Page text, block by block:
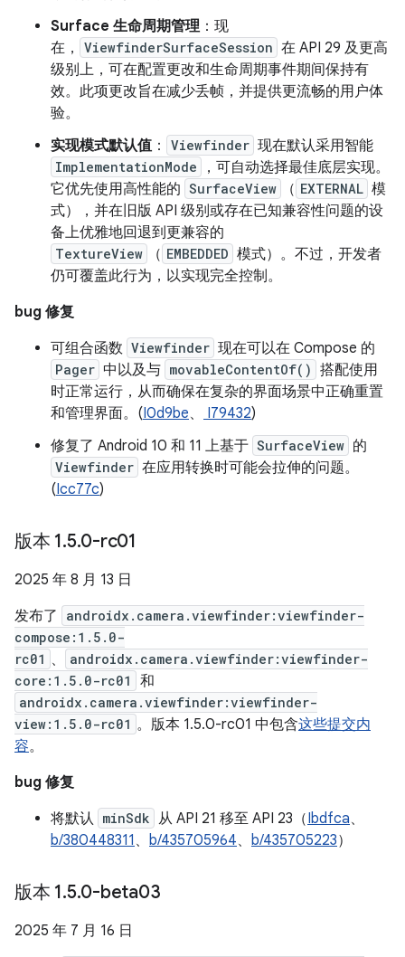
Surface 生命周期管理：现
在，
ViewfinderSurfaceSession 在 API 29 及更高
级别上，可在配置更改和生命周期事件期间保持有
效。此项更改旨在减少丢帧，并提供更流畅的用户体
验。
实现模式默认值： Viewfinder 现在默认采用智能
ImplementationMode
，可自动选择最佳底层实现。
它优先使用高性能的 SurfaceView （ EXTERNAL 模
式），并在旧版 API 级别或存在已知兼容性问题的设
备上优雅地回退到更兼容的
TextureView （ EMBEDDED 模式）。不过，开发者
仍可覆盖此行为，以实现完全控制。
bug 修复
可组合函数 Viewfinder 现在可以在 Compose 的
Pager 中以及与 movableContentOf() 搭配使用
时正常运行，从而确保在复杂的界面场景中正确重置
和管理界面。(I0d9be、 I79432)
修复了 Android 10 和 11 上基于 SurfaceView 的
Viewfinder 在应用转换时可能会拉伸的问题。
(Icc77c)
版本 1.5.0-rc01
2025 年 8 月 13 日
发布了
androidx.camera.viewfinder:viewfinder-
compose:1.5.0-
rc01 、
androidx.camera.viewfinder:viewfinder-
core:1.5.0-rc01
和
androidx.camera.viewfinder:viewfinder-
view:1.5.0-rc01 。版本 1.5.0-rc01 中包含这些提交内
容。
bug 修复
将默认 minSdk 从 API 21 移至 API 23（Ibdfca、
b/380448311 、 b/435705964、 b/435705223）
版本 1.5.0-beta03
2025 年 7 月 16 日